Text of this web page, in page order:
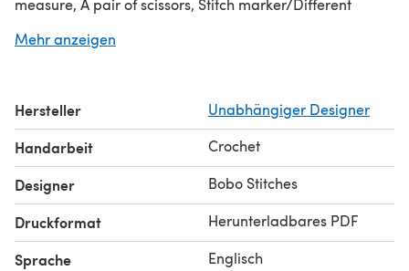
measure, A pair of scissors, Stitch marker/Different
Gauge: 8 rows x 15 sts
Once you use the pattern to create a finished product,
tag @bobostitches on Instagram or Facebook as the
designer
Mehr anzeigen
Hersteller Unabhängiger Designer
Handarbeit Crochet
Designer Bobo Stitches
Druckformat Herunterladbares PDF
Sprache Englisch